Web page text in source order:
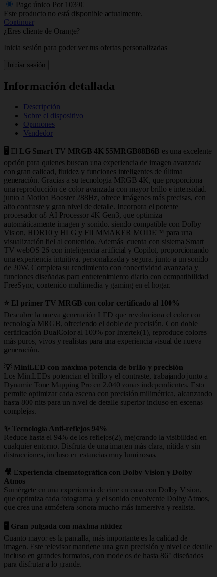
Pago único Por 1039€
Este producto no está disponible actualmente.
Continuar
¿Eres cliente de Orange?
Inicia sesión para poder ver tus ofertas personalizadas
Iniciar sesión
Información detallada
Descripción
Sobre el dispositivo
Opiniones
Vendedor
🖥️ El LG Smart TV MRGB 4K 55MRGB88B6B es una excelente
opción para quienes buscan una experiencia de imagen avanzada
con gran calidad, fluidez y funciones inteligentes de última
generación. Gracias a su tecnología MRGB 4K, que proporciona
una reproducción de color avanzada con mayor brillo e intensidad,
junto a Motion Booster 288Hz, ofrece imágenes más precisas, con
alto contraste y gran nivel de detalle. Incorpora el potente
procesador α8 AI Processor 4K Gen3, que optimiza
automáticamente imagen y sonido, siendo compatible con Dolby
Vision, HDR10 y HLG y FILMMAKER MODE™ para una
visualización fiel al contenido. Además, cuenta con sistema Smart
TV webOS 26 con inteligencia artificial y Copilot, proporcionando
una experiencia intuitiva, personalizada y segura, junto a un sonido
de 20W. Completa su rendimiento con conectividad avanzada y
funciones diseñadas para entretenimiento diario con compatibilidad
FreeSync, contenido multimedia y gaming en el hogar.
⭐ El primer TV MRGB con color certificado al 100%
Descubre la nueva generación LED que revoluciona el color con
tecnología MRGB, ofreciendo el doble de precisión. Con doble
certificación DualColor al 100% por Intertek(1), reproduce colores
más puros, vivos y realistas para una experiencia visual de nueva
generación.
💡 MiniLED con máxima potencia de brillo y precisión
Los MiniLEDs potencian el brillo y el contraste, trabajando junto a
Dynamic Tone Mapping Pro en 2.040 zonas independientes. Esto
permite optimizar cada escena con precisión milimétrica, alcanzando
hasta 800 nits para un nivel de detalle superior incluso en escenas
complejas.
✨ Tecnología Anti-reflejos 94%
Reduce hasta el 94% de los reflejos(2), mejorando la visibilidad en
cualquier entorno. Disfruta de una imagen más clara, nítida y sin
distracciones, incluso en estancias muy luminosas.
🎥 Experiencia cinematográfica con Dolby Vision y Dolby
Atmos
Sumérgete en una experiencia de cine en casa con Dolby Vision,
que optimiza cada fotograma, y el sonido envolvente Dolby Atmos,
que crea una atmósfera sonora mucho más inmersiva y realista.
🖥️ Gran pulgada con máxima nitidez
Cuanto mayor es la pantalla, más importante es la calidad de
imagen. Este televisor mantiene una gran precisión y nivel de detalle
incluso en grandes formatos, con modelos de hasta 86" diseñados
para disfrutar a lo grande.